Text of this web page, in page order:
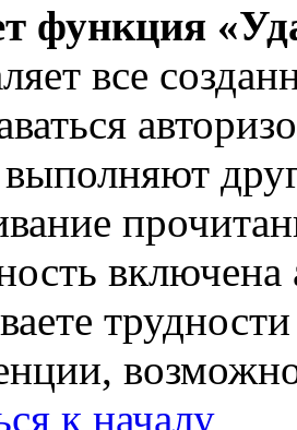
функция
все
к началу